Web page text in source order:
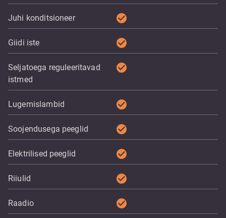
Juhi konditsioneer check_circle
Giidi iste check_circle
Seljatoega reguleeritavad
istmed
check_circle
Lugemislambid check_circle
Soojendusega peeglid check_circle
Elektrilised peeglid check_circle
Riiulid check_circle
Raadio check_circle